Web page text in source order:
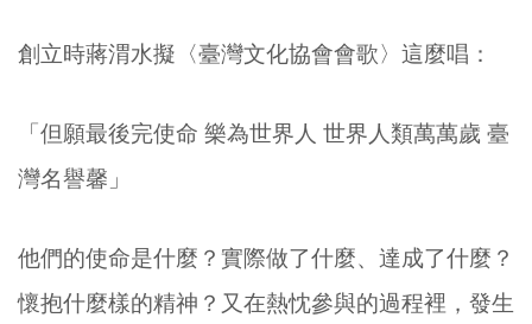
創立時蔣渭水擬〈臺灣文化協會會歌〉這麼唱：
「但願最後完使命 樂為世界人 世界人類萬萬歲 臺
灣名譽馨」
他們的使命是什麼？實際做了什麼、達成了什麼？
懷抱什麼樣的精神？又在熱忱參與的過程裡，發生